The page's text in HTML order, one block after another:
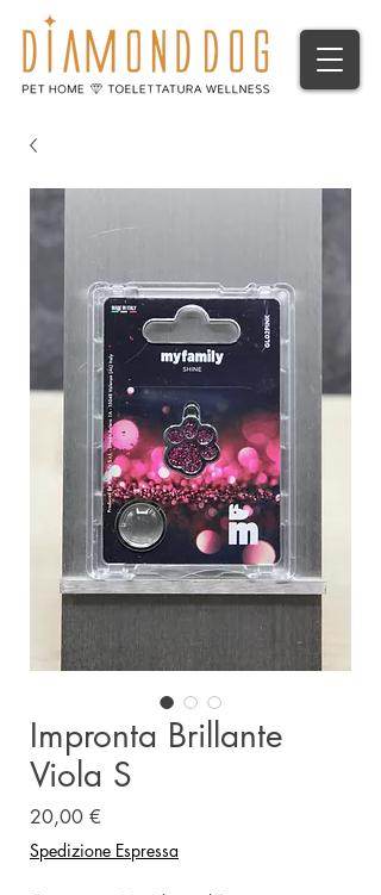
Impronta Brillante
Viola S
20,00 €
Spedizione Espressa